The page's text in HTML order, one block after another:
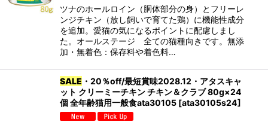
ツナのホールロイン（胴体部分の身）とフリーレ
ンジチキン（放し飼いで育てた鶏）に機能性成分
を追加。愛猫の気になるポイントに配慮しまし
た。オールステージ 全ての猫種向きです。無添
加・無着色：保存料や着色料…
SALE ・20％off/最短賞味2028.12・アタスキャ
ット クリーミーチキン チキン＆クラブ 80g×24
個 全年齢猫用一般食ata30105 [ata30105s24]